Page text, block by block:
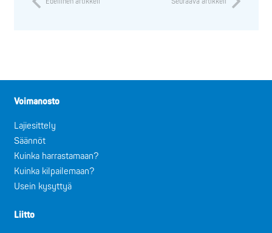
Voimanosto
Lajiesittely
Säännöt
Kuinka harrastamaan?
Kuinka kilpailemaan?
Usein kysyttyä
Liitto